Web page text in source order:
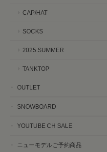
CAP/HAT
SOCKS
2025 SUMMER
TANKTOP
OUTLET
SNOWBOARD
YOUTUBE CH SALE
ニューモデルご予約商品